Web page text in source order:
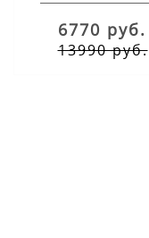
6770 руб.
13990 руб.